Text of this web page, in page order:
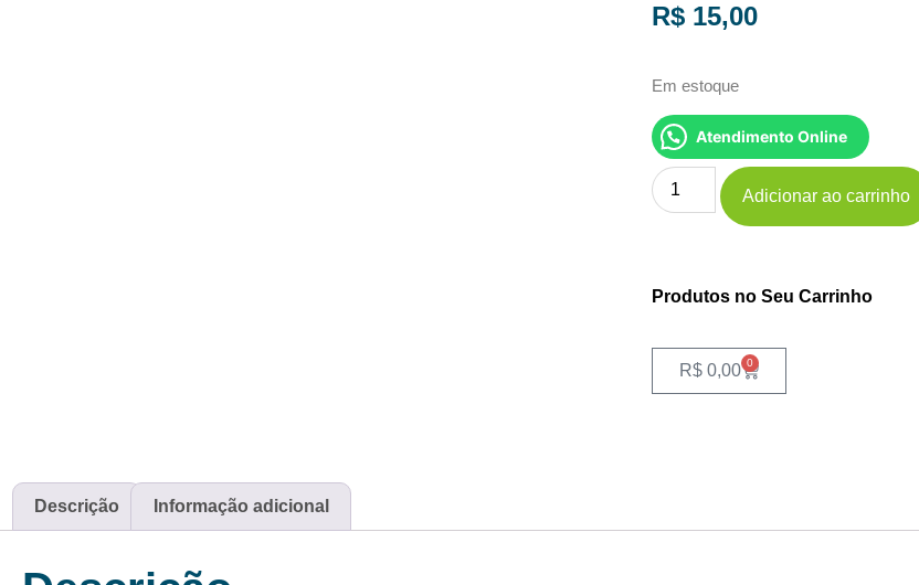
R$ 15,00
Em estoque
Atendimento Online
Adicionar ao carrinho
Produtos no Seu Carrinho
R$ 0,00 0
Descrição Informação adicional